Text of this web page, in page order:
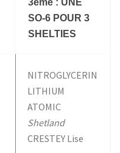
SO-6 POUR 3
SHELTIES
NITROGLYCERIN
LITHIUM
ATOMIC
Shetland
CRESTEY Lise